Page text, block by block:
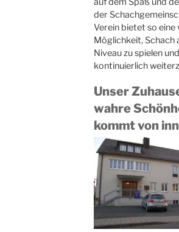
der
Verein bietet so eine
Möglichkeit, Schach
Niveau zu spielen
kontinuierlich
Unser
wahre
kommt von